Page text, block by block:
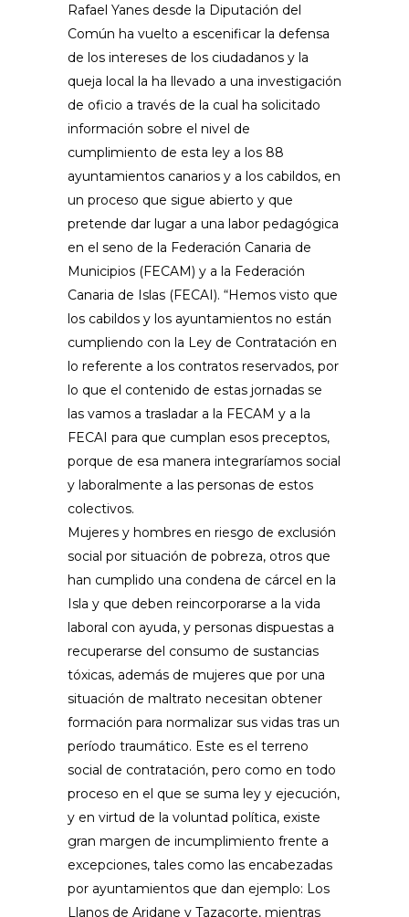
Rafael Yanes desde la Diputación del
Común ha vuelto a escenificar la defensa
de los intereses de los ciudadanos y la
queja local la ha llevado a una investigación
de oficio a través de la cual ha solicitado
información sobre el nivel de
cumplimiento de esta ley a los 88
ayuntamientos canarios y a los cabildos, en
un proceso que sigue abierto y que
pretende dar lugar a una labor pedagógica
en el seno de la Federación Canaria de
Municipios (FECAM) y a la Federación
Canaria de Islas (FECAI). “Hemos visto que
los cabildos y los ayuntamientos no están
cumpliendo con la Ley de Contratación en
lo referente a los contratos reservados, por
lo que el contenido de estas jornadas se
las vamos a trasladar a la FECAM y a la
FECAI para que cumplan esos preceptos,
porque de esa manera integraríamos social
y laboralmente a las personas de estos
colectivos.
Mujeres y hombres en riesgo de exclusión
social por situación de pobreza, otros que
han cumplido una condena de cárcel en la
Isla y que deben reincorporarse a la vida
laboral con ayuda, y personas dispuestas a
recuperarse del consumo de sustancias
tóxicas, además de mujeres que por una
situación de maltrato necesitan obtener
formación para normalizar sus vidas tras un
período traumático. Este es el terreno
social de contratación, pero como en todo
proceso en el que se suma ley y ejecución,
y en virtud de la voluntad política, existe
gran margen de incumplimiento frente a
excepciones, tales como las encabezadas
por ayuntamientos que dan ejemplo: Los
Llanos de Aridane y Tazacorte, mientras